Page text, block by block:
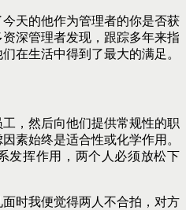
天的他作为管理者的你是否获
深管理者发现，跟踪多年来指
在生活中得到了最大的满足。
，然后向他们提供常规性的职
素始终是适合性或化学作用。
发挥作用，两个人必须放松下
时我便觉得两人不合拍，对方